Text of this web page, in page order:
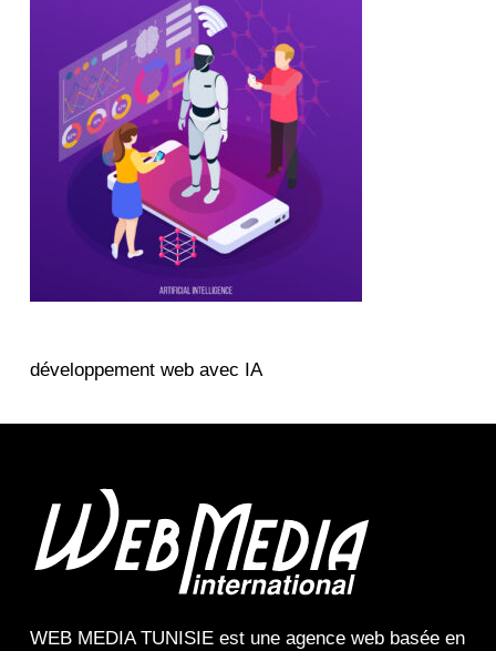
développement web avec IA
WEB MEDIA TUNISIEest une agence webbasée en